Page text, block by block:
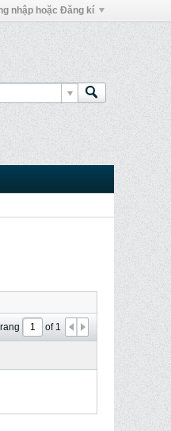
nhập hoặc Đăng kí
of1